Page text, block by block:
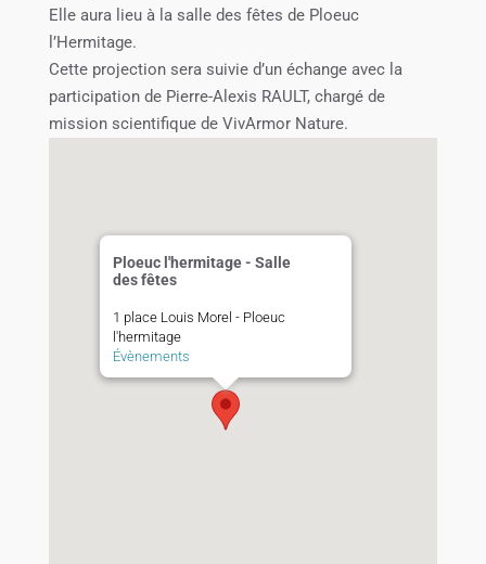
Elle aura lieu à la salle des fêtes de Ploeuc
l’Hermitage.
Cette projection sera suivie d’un échange avec la
participation de Pierre-Alexis RAULT, chargé de
mission scientifique de VivArmor Nature.
Ploeuc l'hermitage - Salle
des fêtes
1 place Louis Morel - Ploeuc
l'hermitage
Évènements